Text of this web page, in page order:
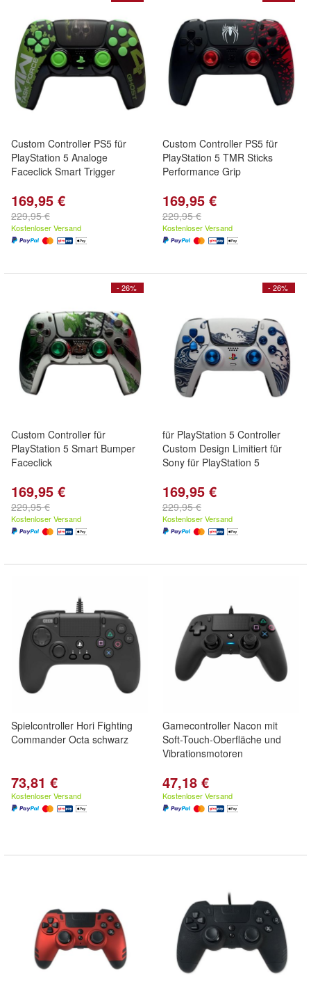
Custom Controller PS5 für
PlayStation 5 Analoge
Faceclick Smart Trigger
169,95 €
229,95 €
Kostenloser Versand
Custom Controller PS5 für
PlayStation 5 TMR Sticks
Performance Grip
169,95 €
229,95 €
Kostenloser Versand
- 26%
Custom Controller für
PlayStation 5 Smart Bumper
Faceclick
169,95 €
229,95 €
Kostenloser Versand
- 26%
für PlayStation 5 Controller
Custom Design Limitiert für
Sony für PlayStation 5
169,95 €
229,95 €
Kostenloser Versand
Spielcontroller Hori Fighting
Commander Octa schwarz
73,81 €
Kostenloser Versand
Gamecontroller Nacon mit
Soft-Touch-Oberfläche und
Vibrationsmotoren
47,18 €
Kostenloser Versand